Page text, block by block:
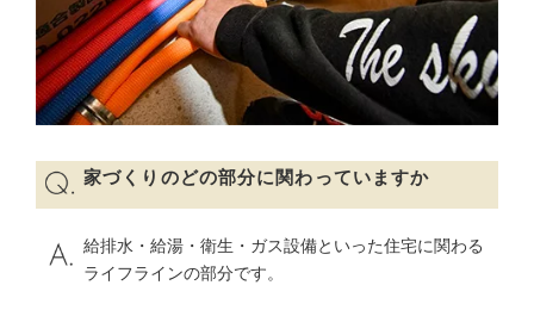
家づくりのどの部分に関わっていますか
給排水・給湯・衛生・ガス設備といった住宅に関わる
ライフラインの部分です。